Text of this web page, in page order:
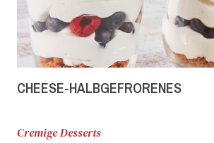
CHEESE-HALBGEFRORENES
Cremige Desserts